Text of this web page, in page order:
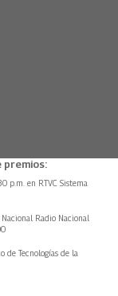
premios:
p.m. en RTVC Sistema
Radio Nacional
de Tecnologías de la